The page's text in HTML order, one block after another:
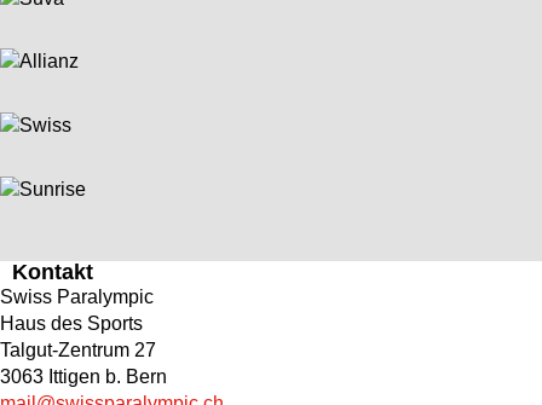
Kontakt
Swiss Paralympic
Haus des Sports
Talgut-Zentrum 27
3063 Ittigen b. Bern